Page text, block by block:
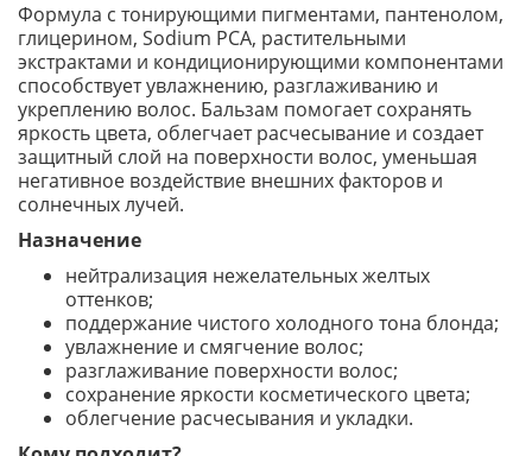
Формула с тонирующими пигментами, пантенолом,
глицерином, Sodium PCA, растительными
экстрактами и кондиционирующими компонентами
способствует увлажнению, разглаживанию и
укреплению волос. Бальзам помогает сохранять
яркость цвета, облегчает расчесывание и создает
защитный слой на поверхности волос, уменьшая
негативное воздействие внешних факторов и
солнечных лучей.
Назначение
нейтрализация нежелательных желтых
оттенков;
поддержание чистого холодного тона блонда;
увлажнение и смягчение волос;
разглаживание поверхности волос;
сохранение яркости косметического цвета;
облегчение расчесывания и укладки.